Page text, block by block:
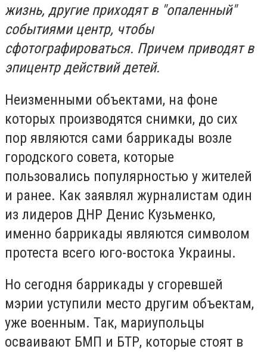
жизнь, другие приходят в "опаленный"
событиями центр, чтобы
сфотографироваться. Причем приводят в
эпицентр действий детей.
Неизменными объектами, на фоне
которых производятся снимки, до сих
пор являются сами баррикады возле
городского совета, которые
пользовались популярностью у жителей
и ранее. Как заявлял журналистам один
из лидеров ДНР Денис Кузьменко,
именно баррикады являются символом
протеста всего юго-востока Украины.
Но сегодня баррикады у сгоревшей
мэрии уступили место другим объектам,
уже военным. Так, мариупольцы
осваивают БМП и БТР, которые стоят в